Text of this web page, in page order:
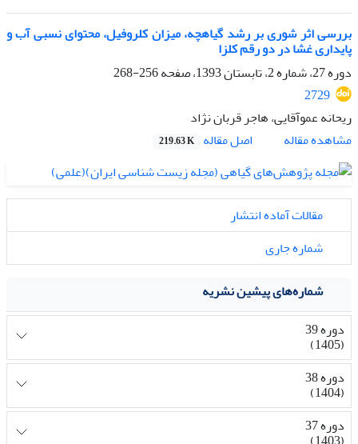
بررسی اثر شوری بر رشد گیاهچه، میزان کلروفیل، محتوای نسبی آب و
پایداری غشا در دو رقم کلزا
دوره 27، شماره 2، تابستان 1393، صفحه
256-268
2729
ریحانه عموآقایی، هاجر قربان نژاد
مشاهده مقاله
اصل مقاله 219.63 K
مقالات آماده انتشار
شماره جاری
شماره‌های پیشین نشریه
دوره 39
(1405)
دوره 38
(1404)
دوره 37